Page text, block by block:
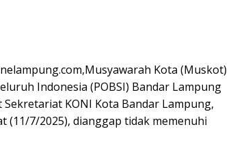
Kota (Muskot)
Indonesia (POBSI) Bandar Lampung
KONI Kota Bandar Lampung,
(11/7/2025), dianggap tidak memenuhi